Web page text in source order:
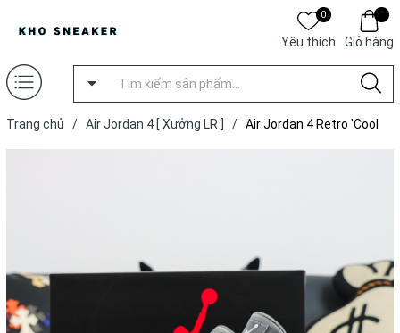
0
Yêu thích Giỏ hàng
Trang chủ / Air Jordan 4 [ Xưởng LR ] / Air Jordan 4 Retro 'Cool